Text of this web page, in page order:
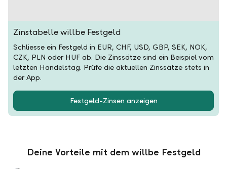
Zinstabelle willbe Festgeld
Schliesse ein Festgeld in EUR, CHF, USD, GBP, SEK, NOK,
CZK, PLN oder HUF ab. Die Zinssätze sind ein Beispiel vom
letzten Handelstag. Prüfe die aktuellen Zinssätze stets in
der App.
Festgeld-Zinsen anzeigen
Deine Vorteile mit dem willbe Festgeld